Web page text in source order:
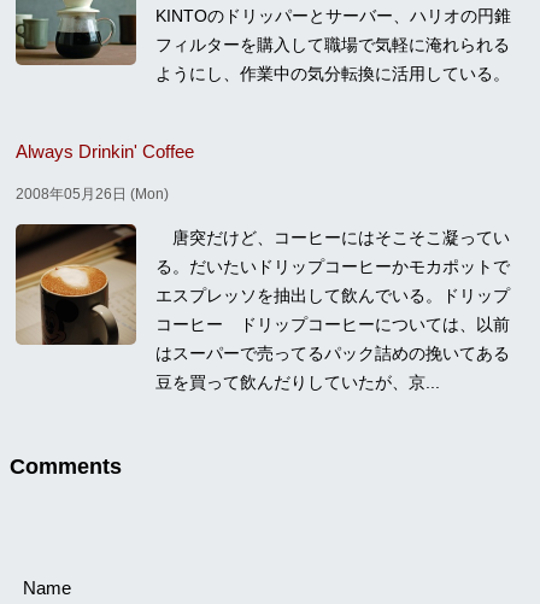
KINTOのドリッパーとサーバー、ハリオの円錐
フィルターを購入して職場で気軽に淹れられる
ようにし、作業中の気分転換に活用している。
Always Drinkin' Coffee
2008年05月26日 (Mon)
唐突だけど、コーヒーにはそこそこ凝ってい
る。だいたいドリップコーヒーかモカポットで
エスプレッソを抽出して飲んでいる。ドリップ
コーヒー ドリップコーヒーについては、以前
はスーパーで売ってるパック詰めの挽いてある
豆を買って飲んだりしていたが、京...
Comments
Name